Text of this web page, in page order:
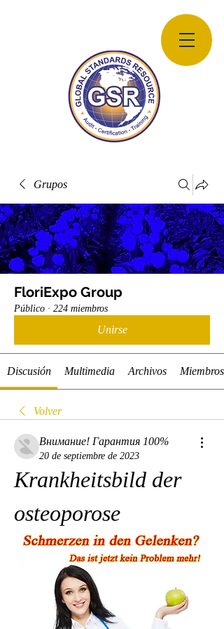
Grupos
FloriExpo Group
Público · 224 miembros
Unirse
Discusión Multimedia Archivos Miembros
Volver
Внимание! Гарантия 100%
20 de septiembre de 2023
Krankheitsbild der
osteoporose